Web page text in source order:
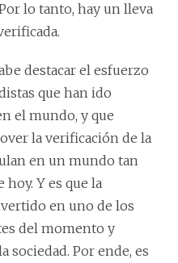
lo tanto, hay un lleva
destacar el esfuerzo
que han ido
el mundo, y que
la verificación de la
en un mundo tan
Y es que la
en uno de los
del momento y
sociedad. Por ende, es